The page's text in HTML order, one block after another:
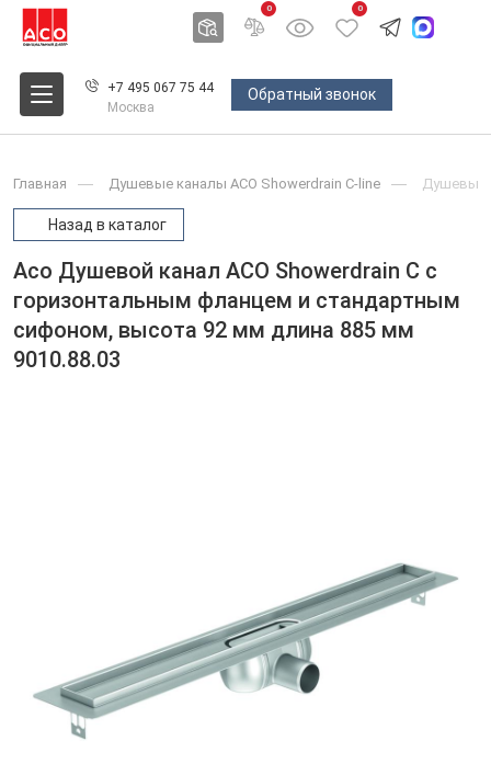
0 0
+7 495 067 75 44
Москва
Обратный звонок
Главная Душевые каналы ACO Showerdrain С-line Душевые
Назад в каталог
Aco Душевой канал ACO Showerdrain C с
горизонтальным фланцем и стандартным
сифоном, высота 92 мм длина 885 мм
9010.88.03